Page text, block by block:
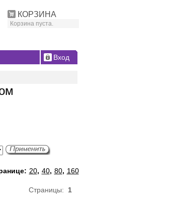
КОРЗИНА
Корзина пуста.
Вход
20, 40, 80, 160
Страницы: 1